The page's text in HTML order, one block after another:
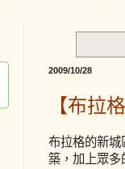
2009/10/28
【布拉
布拉格的新
築，加上眾多